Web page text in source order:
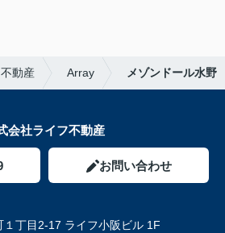
動産 Array メゾンドール水野
会社ライフ不動産
お問い合わせ
丁目2-17 ライフ小阪ビル 1F